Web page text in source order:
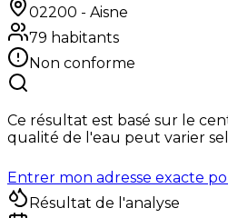
02200 - Aisne
79 habitants
Non conforme
Ce résultat est basé sur le
qualité de l'eau peut varier
Entrer mon adresse exacte
Résultat de l'analyse